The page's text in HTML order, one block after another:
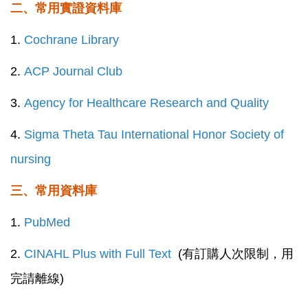
二、常用實證資料庫
1. Cochrane Library
2. ACP Journal Club
3. Agency for Healthcare Research and Quality
4. Sigma Theta Tau International Honor Society of
nursing
三、常用資料庫
1. PubMed
2. CINAHL Plus with Full Text (有訂購人次限制，用
完請離線)